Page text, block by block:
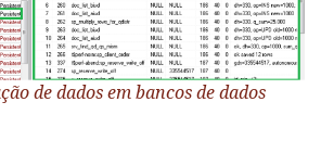
de dados em bancos de dados